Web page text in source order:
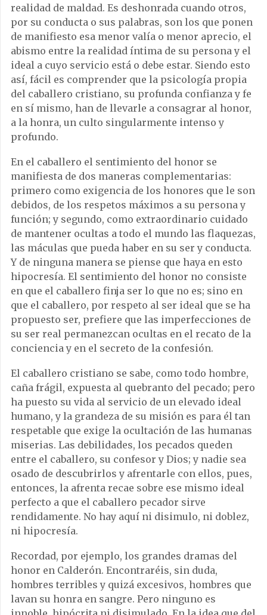
realidad de maldad. Es deshonrada cuando otros,
por su conducta o sus palabras, son los que ponen
de manifiesto esa menor valía o menor aprecio, el
abismo entre la realidad íntima de su persona y el
ideal a cuyo servicio está o debe estar. Siendo esto
así, fácil es comprender que la psicología propia
del caballero cristiano, su profunda confianza y fe
en sí mismo, han de llevarle a consagrar al honor,
a la honra, un culto singularmente intenso y
profundo.
En el caballero el sentimiento del honor se
manifiesta de dos maneras complementarias:
primero como exigencia de los honores que le son
debidos, de los respetos máximos a su persona y
función; y segundo, como extraordinario cuidado
de mantener ocultas a todo el mundo las flaquezas,
las máculas que pueda haber en su ser y conducta.
Y de ninguna manera se piense que haya en esto
hipocresía. El sentimiento del honor no consiste
en que el caballero finja ser lo que no es; sino en
que el caballero, por respeto al ser ideal que se ha
propuesto ser, prefiere que las imperfecciones de
su ser real permanezcan ocultas en el recato de la
conciencia y en el secreto de la confesión.
El caballero cristiano se sabe, como todo hombre,
caña frágil, expuesta al quebranto del pecado; pero
ha puesto su vida al servicio de un elevado ideal
humano, y la grandeza de su misión es para él tan
respetable que exige la ocultación de las humanas
miserias. Las debilidades, los pecados queden
entre el caballero, su confesor y Dios; y nadie sea
osado de descubrirlos y afrentarle con ellos, pues,
entonces, la afrenta recae sobre ese mismo ideal
perfecto a que el caballero pecador sirve
rendidamente. No hay aquí ni disimulo, ni doblez,
ni hipocresía.
Recordad, por ejemplo, los grandes dramas del
honor en Calderón. Encontraréis, sin duda,
hombres terribles y quizá excesivos, hombres que
lavan su honra en sangre. Pero ninguno es